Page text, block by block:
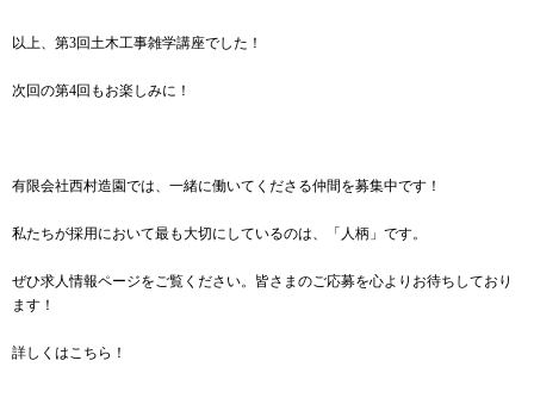
以上、第3回土木工事雑学講座でした！
次回の第4回もお楽しみに！
有限会社西村造園では、一緒に働いてくださる仲間を募集中です！
私たちが採用において最も大切にしているのは、「人柄」です。
ぜひ求人情報ページをご覧ください。皆さまのご応募を心よりお待ちしており
ます！
詳しくはこちら！